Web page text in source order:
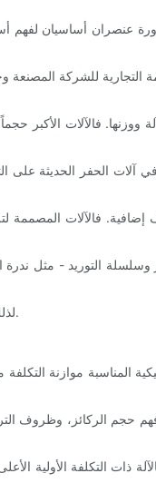
عنصران أساسيان لفهم
للشركة المصنعة
ووزنها. فالآلات الأكبر
آلات الحفر الحديثة
إضافية. فالآلات
وسلسلة التوريد - مثل
لذلك، فإن اتباع نهج شامل يأخذ في الاعتبار هذه العوامل التكميلية، إلى جانب الطاقة ومعدل الدورة، أمر ضروري عند تقييم تكلفة آلات دق الركائز الهيدروليكية.
المناسبة موازنة
حجم الركائز، وظروف
ذات التكلفة الأولية